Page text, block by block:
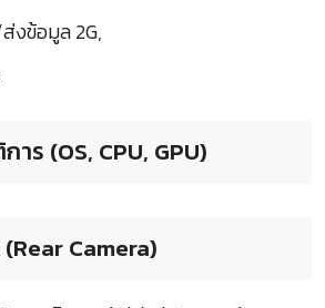
งข้อมูล 2G,
าร (OS, CPU, GPU)
Camera)